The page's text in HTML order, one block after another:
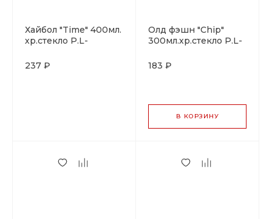
Хайбол "Time" 400мл.
хр.стекло P.L-
237 ₽
Олд фэшн "Chip"
300мл.хр.стекло P.L-
183 ₽
В КОРЗИНУ